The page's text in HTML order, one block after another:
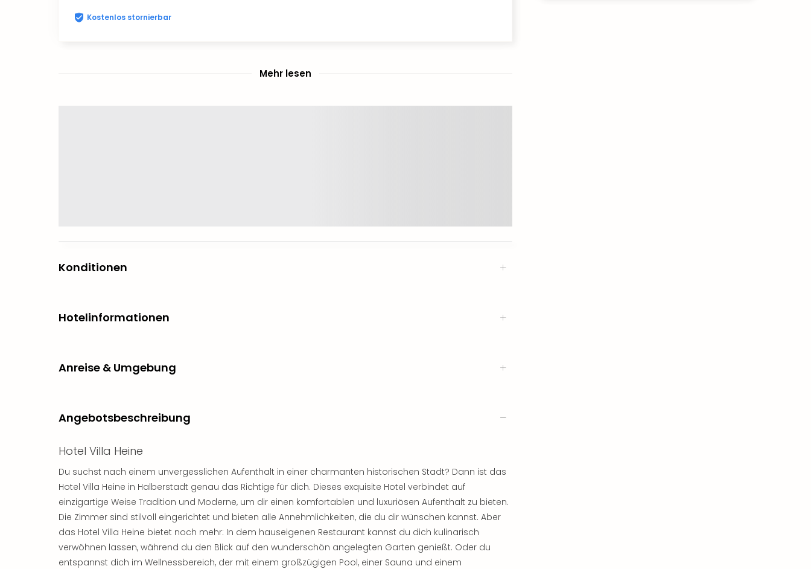
Kostenlos stornierbar
Mehr lesen
Konditionen
Hotelinformationen
Anreise & Umgebung
Angebotsbeschreibung
Hotel Villa Heine
Du suchst nach einem unvergesslichen Aufenthalt in einer charmanten historischen Stadt? Dann ist das
Hotel Villa Heine in Halberstadt genau das Richtige für dich. Dieses exquisite Hotel verbindet auf
einzigartige Weise Tradition und Moderne, um dir einen komfortablen und luxuriösen Aufenthalt zu bieten.
Die Zimmer sind stilvoll eingerichtet und bieten alle Annehmlichkeiten, die du dir wünschen kannst. Aber
das Hotel Villa Heine bietet noch mehr: In dem hauseigenen Restaurant kannst du dich kulinarisch
verwöhnen lassen, während du den Blick auf den wunderschön angelegten Garten genießt. Oder du
entspannst dich im Wellnessbereich, der mit einem großzügigen Pool, einer Sauna und einem